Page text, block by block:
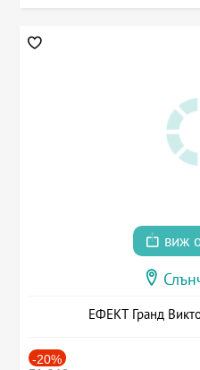
виж
ЕФЕКТ Гранд
-20%